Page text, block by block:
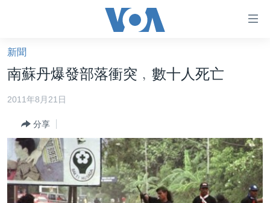
礙
鏈
接
跳
容
跳
台灣
美中關係
海外港人
新聞自由
新聞
南蘇丹爆發部落衝突﹐數十人死亡
2011年8月21日
分享